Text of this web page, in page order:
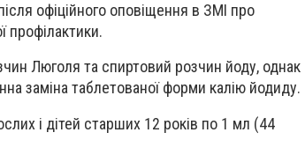
офіційного оповіщення в ЗМІ про
профілактики.
Люголя та спиртовий розчин йоду, однак
заміна таблетованої форми калію йодиду.
і дітей старших 12 років по 1 мл (44